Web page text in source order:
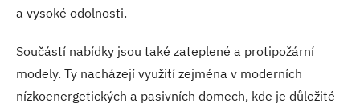
a vysoké odolnosti.
Součástí nabídky jsou také zateplené a protipožární
modely. Ty nacházejí využití zejména v moderních
nízkoenergetických a pasivních domech, kde je důležité